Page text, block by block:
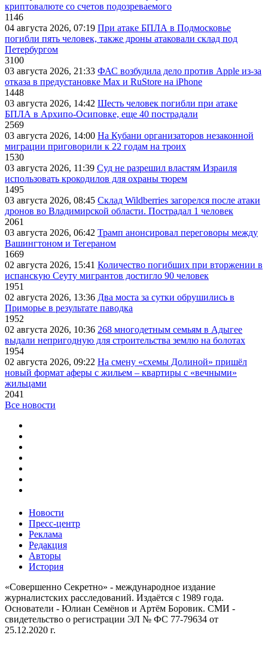
криптовалюте со счетов подозреваемого
1146
04 августа 2026, 07:19 При атаке БПЛА в Подмосковье
погибли пять человек, также дроны атаковали склад под
Петербургом
3100
03 августа 2026, 21:33 ФАС возбудила дело против Apple из-за
отказа в предустановке Max и RuStore на iPhone
1448
03 августа 2026, 14:42 Шесть человек погибли при атаке
БПЛА в Архипо-Осиповке, еще 40 пострадали
2569
03 августа 2026, 14:00 На Кубани организаторов незаконной
миграции приговорили к 22 годам на троих
1530
03 августа 2026, 11:39 Суд не разрешил властям Израиля
использовать крокодилов для охраны тюрем
1495
03 августа 2026, 08:45 Склад Wildberries загорелся после атаки
дронов во Владимирской области. Пострадал 1 человек
2061
03 августа 2026, 06:42 Трамп анонсировал переговоры между
Вашингтоном и Тегераном
1669
02 августа 2026, 15:41 Количество погибших при вторжении в
испанскую Сеуту мигрантов достигло 90 человек
1951
02 августа 2026, 13:36 Два моста за сутки обрушились в
Приморье в результате паводка
1952
02 августа 2026, 10:36 268 многодетным семьям в Адыгее
выдали непригодную для строительства землю на болотах
1954
02 августа 2026, 09:22 На смену «схемы Долиной» пришёл
новый формат аферы с жильем – квартиры с «вечными»
жильцами
2041
Все новости
Новости
Пресс-центр
Реклама
Редакция
Авторы
История
«Совершенно Секретно» - международное издание
журналистских расследований. Издаётся с 1989 года.
Основатели - Юлиан Семёнов и Артём Боровик. CМИ -
свидетельство о регистрации ЭЛ № ФС 77-79634 от
25.12.2020 г.